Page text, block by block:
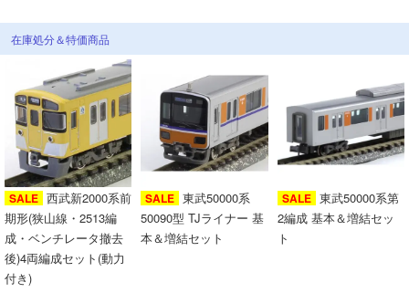
在庫処分＆特価商品
SALE 西武新2000系前
期形(狭山線・2513編
成・ベンチレータ撤去
後)4両編成セット(動力
付き)
SALE 東武50000系
50090型 TJライナー 基
本＆増結セット
SALE 東武50000系第
2編成 基本＆増結セッ
ト